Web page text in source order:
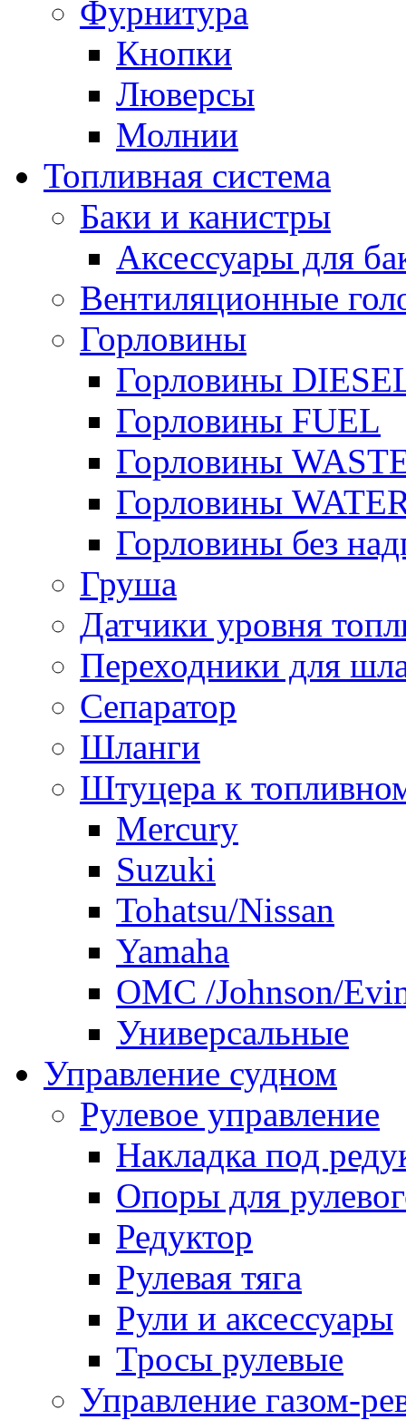
Фурнитура
Кнопки
Люверсы
Молнии
Топливная система
Баки и канистры
Аксессуары для
Вентиляционные
Горловины
Горловины
Горловины FUEL
Горловины
Горловины
Горловины без
Груша
Датчики уровня
Переходники для
Сепаратор
Шланги
Штуцера к
Mercury
Suzuki
Tohatsu/Nissan
Yamaha
ОМС /Johnson/
Универсальные
Управление судном
Рулевое управление
Накладка под
Опоры для
Редуктор
Рулевая тяга
Рули и аксессуары
Тросы рулевые
Управление газом-